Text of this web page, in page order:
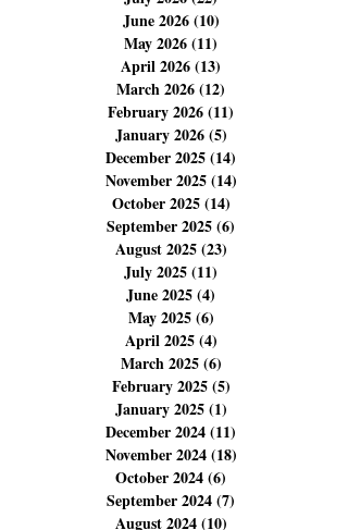
Archives
August 2026 (8)
July 2026 (22)22 posts
June 2026(10)10 posts
May 2026(11)11 posts
April 2026(13)13 posts
March 2026(12)12 posts
February 2026 (11)11 posts
January 2026 (5)5 posts
December 2025(14)
November 2025(14)
October 2025 (14)
September 2025
August 2025(23)
July 2025(11)
June 2025(4)4 posts
May 2025(6)6 posts
April 2025(4)4 posts
March 2025(6)6 posts
February 2025 (5)5 posts
January 2025 (1)
December 2024(11)
November 2024(18)